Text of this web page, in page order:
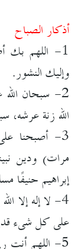
أذكار الصباح
1- اللهم بك
وإليك النشور.
2- سبحان
الله زنة عرشه،
3- أصبحنا
مرات) ودين
إبراهيم حنيفًا
4- لا إله إلا
على كل شىء
5- اللهم أنت